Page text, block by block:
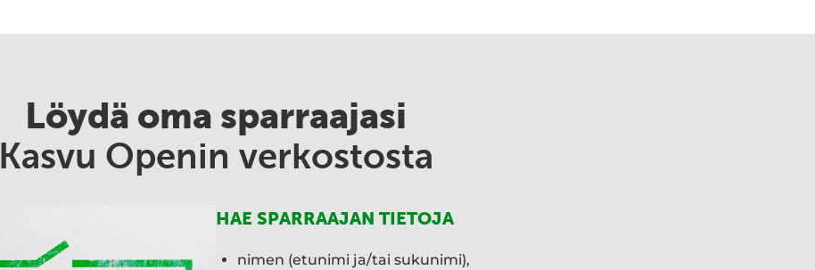
Löydä oma sparraajasi
Kasvu Openin verkostosta
HAE SPARRAAJAN TIETOJA
nimen (etunimi ja/tai sukunimi),